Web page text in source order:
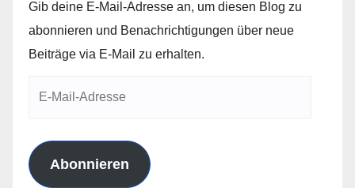
Gib deine E-Mail-Adresse an, um diesen Blog zu
abonnieren und Benachrichtigungen über neue
Beiträge via E-Mail zu erhalten.
Abonnieren